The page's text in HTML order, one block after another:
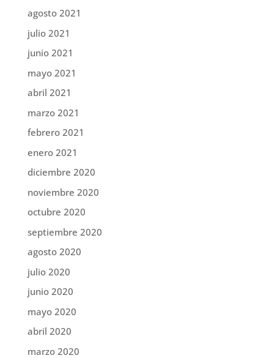
agosto 2021
julio 2021
junio 2021
mayo 2021
abril 2021
marzo 2021
febrero 2021
enero 2021
diciembre 2020
noviembre 2020
octubre 2020
septiembre 2020
agosto 2020
julio 2020
junio 2020
mayo 2020
abril 2020
marzo 2020